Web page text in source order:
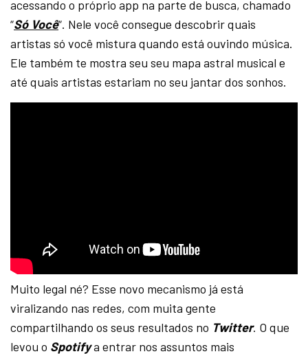
acessando o próprio app na parte de busca, chamado
“Só Você“. Nele você consegue descobrir quais
artistas só você mistura quando está ouvindo música.
Ele também te mostra seu seu mapa astral musical e
até quais artistas estariam no seu jantar dos sonhos.
Muito legal né? Esse novo mecanismo já está
viralizando nas redes, com muita gente
compartilhando os seus resultados no Twitter. O que
levou o Spotifya entrar nos assuntos mais